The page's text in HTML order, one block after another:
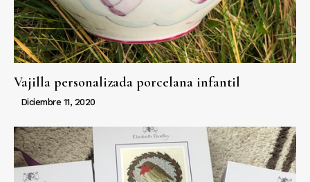
Vajilla personalizada porcelana infantil
Diciembre 11, 2020